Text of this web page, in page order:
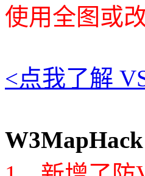
使用全图或
<点我了解